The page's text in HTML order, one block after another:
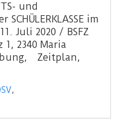
und
SCHÜLERKLASSE im
Juli 2020 / BSFZ
1, 2340 Maria
Zeitplan,
,